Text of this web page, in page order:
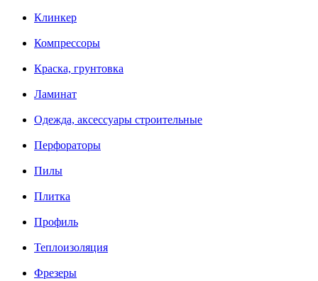
Клинкер
Компрессоры
Краска, грунтовка
Ламинат
Одежда, аксессуары строительные
Перфораторы
Пилы
Плитка
Профиль
Теплоизоляция
Фрезеры